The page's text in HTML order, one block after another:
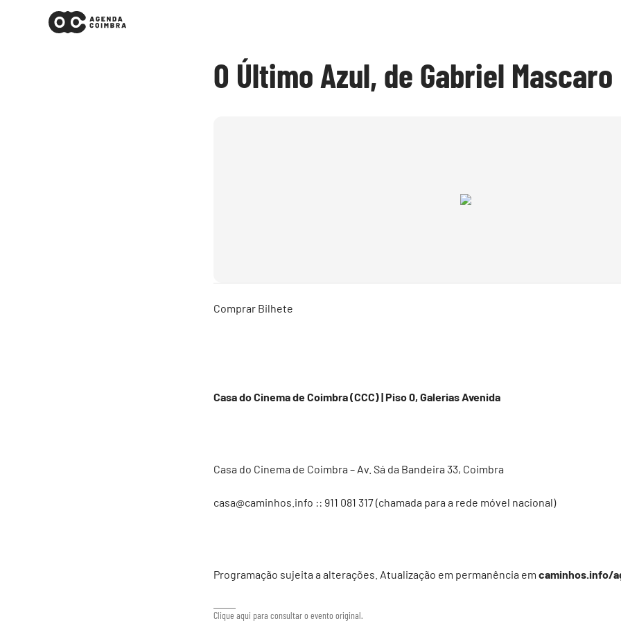
O Último Azul, de Gabriel Mascaro
Comprar Bilhete
Casa do Cinema de Coimbra (CCC) | Piso 0, Galerias Avenida
Casa do Cinema de Coimbra – Av. Sá da Bandeira 33, Coimbra
casa@caminhos.info :: 911 081 317‬ (chamada para a rede móvel nacional)
Programação sujeita a alterações. Atualização em permanência em caminhos.info/
Clique aqui para consultar o evento original.